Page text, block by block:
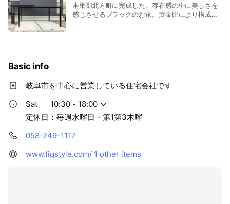
本巣郡北方町に完成した、存在感の中に美しさを
感じさせるブラックのお家。黄金比により構成さ
Basic info
岐阜市を中心に営業している住宅会社です
Sat
10:30 - 18:00
定休日：毎週水曜日・第1第3木曜
058-249-1117
www.ligstyle.com/ 1 other items